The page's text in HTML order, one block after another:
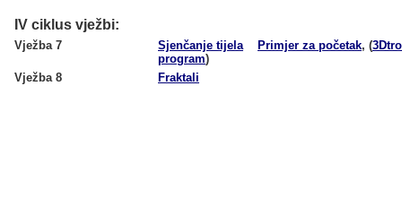
IV ciklus vježbi:
Vježba 7 Sjenčanje tijela Primjer za početak, (
program)
Vježba 8
Fraktali